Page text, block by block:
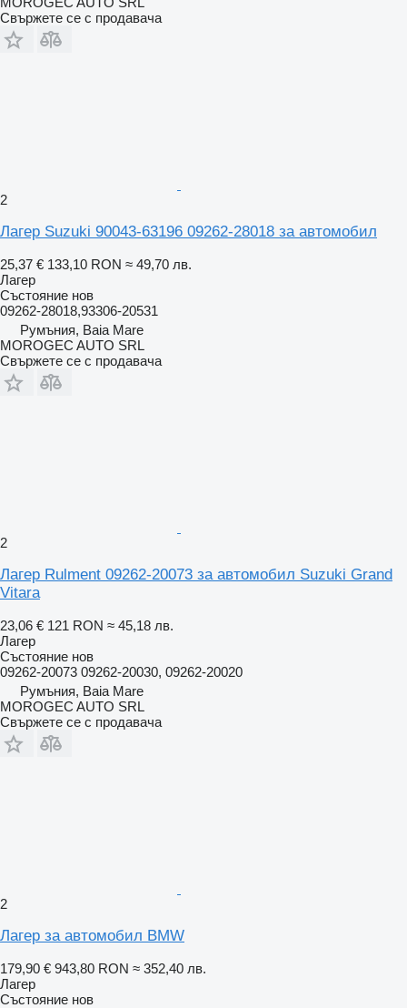
Свържете се с продавача
2
Лагер Suzuki 90043-63196 09262-28018 за автомобил
25,37 € 133,10 RON ≈ 49,70 лв.
Лагер
Състояние нов
09262-28018,93306-20531
Румъния, Baia Mare
MOROGEC AUTO SRL
Свържете се с продавача
2
Лагер Rulment 09262-20073 за автомобил Suzuki Grand
Vitara
23,06 € 121 RON ≈ 45,18 лв.
Лагер
Състояние нов
09262-20073 09262-20030, 09262-20020
Румъния, Baia Mare
MOROGEC AUTO SRL
Свържете се с продавача
2
Лагер за автомобил BMW
179,90 € 943,80 RON ≈ 352,40 лв.
Лагер
Състояние нов